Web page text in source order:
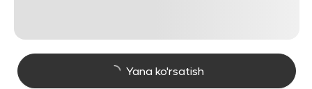
Yana ko'rsatish